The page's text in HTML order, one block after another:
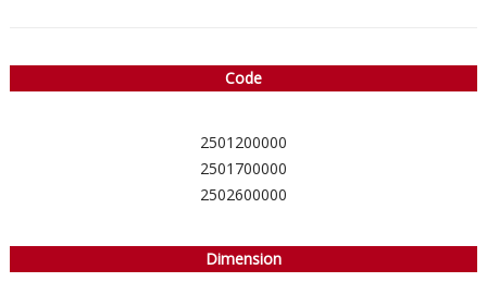
Code
2501200000
2501700000
2502600000
Dimension